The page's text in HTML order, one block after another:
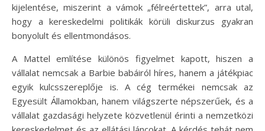
kijelentése, miszerint a vámok „félreértettek”, arra utal,
hogy a kereskedelmi politikák körüli diskurzus gyakran
bonyolult és ellentmondásos.
A Mattel említése különös figyelmet kapott, hiszen a
vállalat nemcsak a Barbie babáiról híres, hanem a játékpiac
egyik kulcsszereplője is. A cég termékei nemcsak az
Egyesült Államokban, hanem világszerte népszerűek, és a
vállalat gazdasági helyzete közvetlenül érinti a nemzetközi